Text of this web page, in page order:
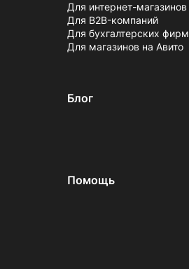
Для интернет-магазинов
Для B2B-компаний
Для бухгалтерских фирм
Для магазинов на Авито
Блог
Помощь